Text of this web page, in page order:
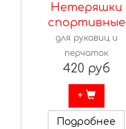
Нетеряшки
спортивные
для рукавиц и
перчаток
420 руб
+
Подробнее